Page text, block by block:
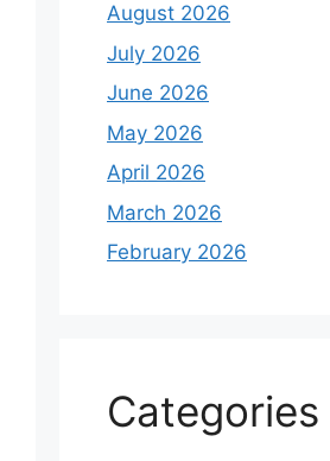
August 2026
July 2026
June 2026
May 2026
April 2026
March 2026
February 2026
Categories